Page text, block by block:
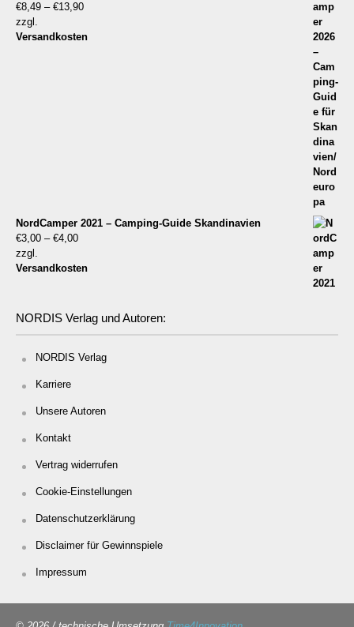
€8,49 – €13,90
zzgl.
Versandkosten
NordCamper 2021 – Camping-Guide Skandinavien
€3,00 – €4,00
zzgl.
Versandkosten
NORDIS Verlag und Autoren:
NORDIS Verlag
Karriere
Unsere Autoren
Kontakt
Vertrag widerrufen
Cookie-Einstellungen
Datenschutzerklärung
Disclaimer für Gewinnspiele
Impressum